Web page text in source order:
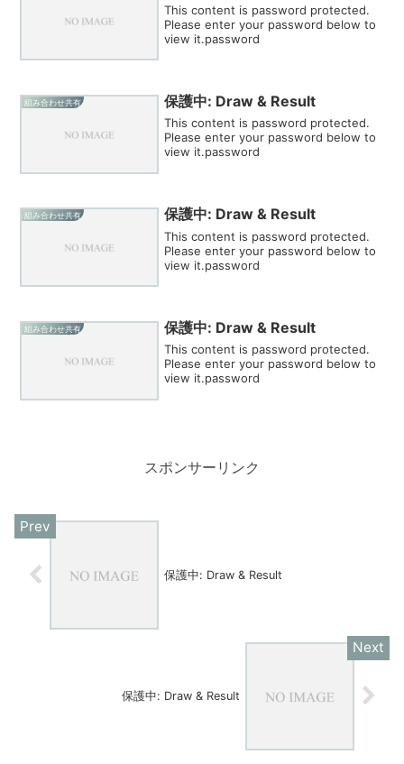
This content is password protected.
Please enter your password below to
view it.password
組み合わせ共有 保護中: Draw & Result
This content is password protected.
Please enter your password below to
view it.password
組み合わせ共有 保護中: Draw & Result
This content is password protected.
Please enter your password below to
view it.password
組み合わせ共有 保護中: Draw & Result
This content is password protected.
Please enter your password below to
view it.password
スポンサーリンク
保護中: Draw & Result
保護中: Draw & Result